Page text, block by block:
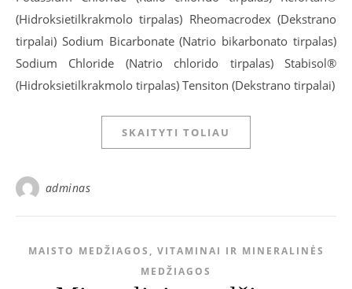
(Hidroksietilkrakmolo tirpalas) Rheomacrodex (Dekstrano
tirpalai) Sodium Bicarbonate (Natrio bikarbonato tirpalas)
Sodium Chloride (Natrio chlorido tirpalas) Stabisol®
(Hidroksietilkrakmolo tirpalas) Tensiton (Dekstrano tirpalai)
SKAITYTI TOLIAU
adminas
MAISTO MEDŽIAGOS, VITAMINAI IR MINERALINĖS
MEDŽIAGOS